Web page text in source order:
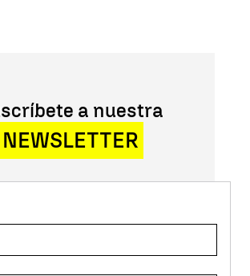
a nuestra
NEWSLETTER